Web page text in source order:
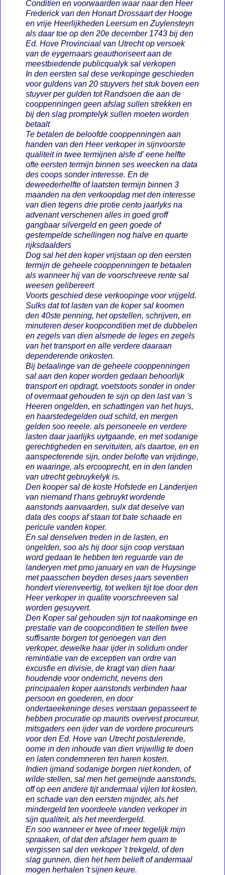
Conditien en voorwaarden waar naar den Heer
Frederick van den Honart Drossaart der Hooge
en vrije Heerlijkheden Leersum en Zuylensteyn
als daar toe op den 20e december 1743 bij den
Ed. Hove Provinciaal van Utrecht op versoek
van de eygernaars geauthoriseert aan de
meestbiedende publicqualyk sal verkopen
In den eersten sal dese verkopinge geschieden
voor guldens van 20 stuyvers het stuk boven een
stuyver per gulden tot Randsoen die aan de
cooppenningen geen afslag sullen strekken en
bij den slag promptelyk sullen moeten worden
betaalt
Te betalen de beloofde cooppenningen aan
handen van den Heer verkoper in sijnvoorste
qualiteit in twee termijnen alsfe d' eene helfte
ofte eersten termijn binnen ses weecken na data
des coops sonder interesse. En de
deweederhelfte of laatsten termijn binnen 3
maanden na den verkoopdag met den interesse
van dien tegens drie protie cento jaarlyks na
advenant verschenen alles in goed groff
gangbaar silvergeld en geen goede of
gestempelde schellingen nog halve en quarte
rijksdaalders
Dog sal het den koper vrijstaan op den eersten
termijn de geheele cooppenningen te betaalen
als wanneer hij van de voorschreeve rente sal
weesen gelibereert
Voorts geschied dese verkoopinge voor vrijgeld.
Sulks dat tot lasten van de koper sal koomen
den 40ste penning, het opstellen, schrijven, en
minuteren deser koopconditien met de dubbelen
en zegels van dien alsmede de leges en zegels
van het transport en alle verdere daaraan
dependerende onkosten.
Bij betaalinge van de geheele cooppenningen
sal aan den koper worden gedaan behoorlijk
transport en opdragt, voetstoots sonder in onder
of overmaat gehouden te sijn op den last van 's
Heeren ongelden, en schattingen van het huys,
en haarstedegelden oud schild, en mergen
gelden soo reeele. als personeele en verdere
lasten daar jaarlijks uytgaande, en met sodanige
gerechtigheden en servituiten, als daartoe, en en
aanspecterende sijn, onder belofte van vrijdinge,
en waaringe, als ercooprecht, en in den landen
van utrecht gebruykelyk is.
Den kooper sal de koste Hofstede en Landerijen
van niemand t'hans gebruykt wordende
aanstonds aanvaarden, sulx dat deselve van
data des coops af staan tot bate schaade en
pericule vanden koper.
En sal denselven treden in de lasten, en
ongelden, soo als hij door sijn coop verstaan
word gedaan te hebben ten reguarde van de
landeryen met pmo january en van de Huysinge
met paasschen beyden deses jaars seventien
hondert vierenveertig, tot welken tijt toe door den
Heer verkoper in qualite voorschreeven sal
worden gesuyvert.
Den Koper sal gehouden sijn tot naakominge en
prestatie van de coopconditien te stellen twee
suffisante borgen tot genoegen van den
verkoper, dewelke haar ijder in solidum onder
remintiatie van de exceptien van ordre van
excusfie en divisie, de kragt van dien haar
houdende voor onderricht, nevens den
principaalen koper aanstonds verbinden haar
persoon en goederen, en door
ondertaeekeninge deses verstaan gepasseert te
hebben procuratie op maurits overvest procureur,
mitsgaders een ijder van de vordere procureurs
voor den Ed. Hove van Utrecht postulerende,
oome in den inhoude van dien vrijwillig te doen
en laten condemneren ten haren kosten.
Indien ijmand sodanige borgen niet konden, of
wilde stellen, sal men het gemeijnde aanstonds,
off op een andere tijt andermaal vijlen tot kosten,
en schade van den eersten mijnder, als het
mindergeld ten voordeele vanden verkoper in
sijn qualiteit, als het meerdergeld.
En soo wanneer er twee of meer tegelijk mijn
spraaken, of dat den afslager hem quam te
vergissen sal den verkoper 't trekgeld, of den
slag gunnen, dien het hem belieft of andermaal
mogen herhalen 't sijnen keure.